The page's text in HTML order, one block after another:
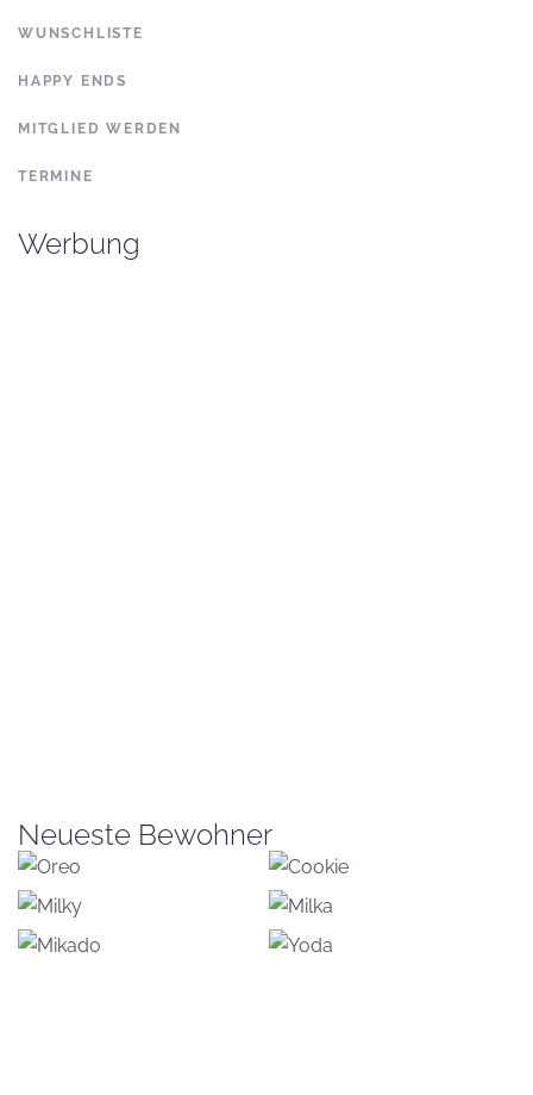
WUNSCHLISTE
HAPPY ENDS
MITGLIED WERDEN
TERMINE
Werbung
Neueste Bewohner